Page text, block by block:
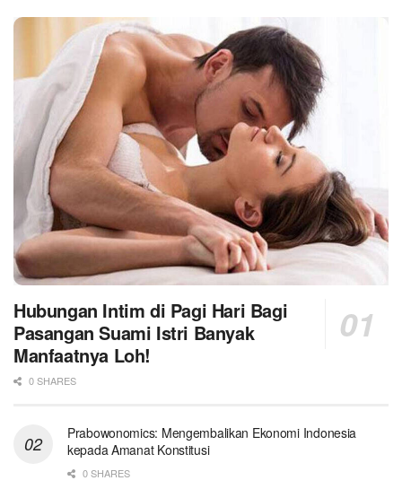
Hubungan Intim di Pagi Hari Bagi
Pasangan Suami Istri Banyak
Manfaatnya Loh!
0 SHARES
Prabowonomics: Mengembalikan Ekonomi Indonesia
kepada Amanat Konstitusi
0 SHARES